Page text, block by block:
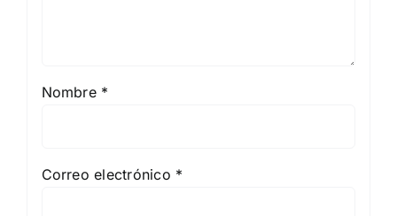
Nombre *
Correo electrónico *